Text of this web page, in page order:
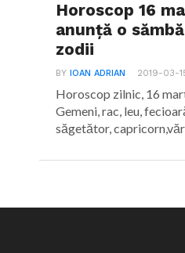
Horoscop 16
anunță o
zodii
BYIOAN ADRIAN 2019-03-
Horoscop zilnic, 16
Gemeni, rac, leu,
săgetător,